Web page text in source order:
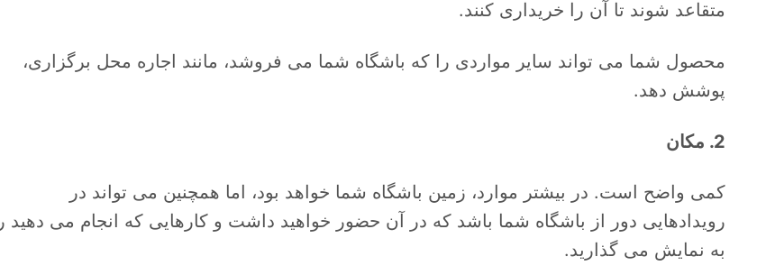
متقاعد شوند تا آن را خریداری کنند.
محصول شما می تواند سایر مواردی را که باشگاه شما می فروشد، مانند اجاره محل برگزاری،
پوشش دهد.
2. مکان
کمی واضح است. در بیشتر موارد، زمین باشگاه شما خواهد بود، اما همچنین می تواند در
رویدادهایی دور از باشگاه شما باشد که در آن حضور خواهید داشت و کارهایی که انجام می دهید را
به نمایش می گذارید.